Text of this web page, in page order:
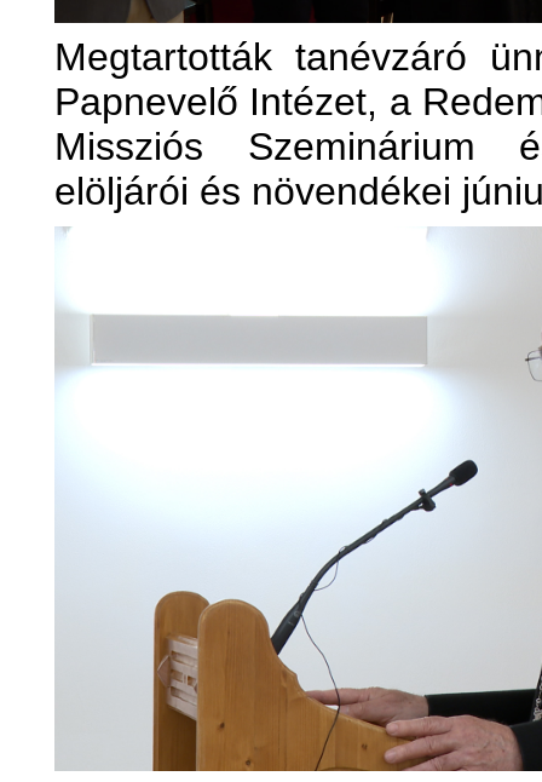
Megtartották tanévzáró
Papnevelő Intézet, a
Missziós Szeminárium
elöljárói és növendékei